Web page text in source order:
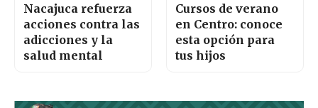
Nacajuca refuerza
acciones contra las
adicciones y la
salud mental
Cursos de verano
en Centro: conoce
esta opción para
tus hijos